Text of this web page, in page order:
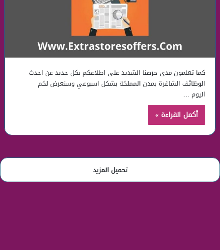
كما تعلمون مدى حرصنا الشديد على اطلاعكم بكل جديد عن احدث
الوظائف الشاغرة بمدن المملكة بشكل اسبوعي وسنعرض لكم
اليوم …
أكمل القراءة »
تحميل المزيد